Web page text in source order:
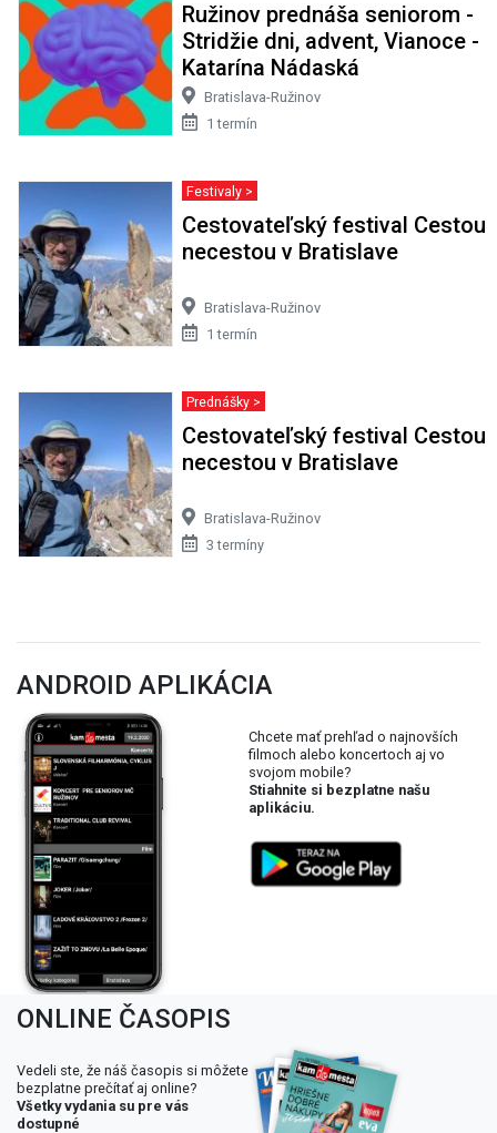
Ružinov prednáša seniorom -
Stridžie dni, advent, Vianoce -
Katarína Nádaská
Bratislava-Ružinov
1 termín
Festivaly >
Cestovateľský festival Cestou
necestou v Bratislave
Bratislava-Ružinov
1 termín
Prednášky >
Cestovateľský festival Cestou
necestou v Bratislave
Bratislava-Ružinov
3 termíny
ANDROID APLIKÁCIA
Chcete mať prehľad o najnovších
filmoch alebo koncertoch aj vo
svojom mobile?
Stiahnite si bezplatne našu
aplikáciu.
ONLINE ČASOPIS
Vedeli ste, že náš časopis si môžete
bezplatne prečítať aj online?
Všetky vydania su pre vás
dostupné